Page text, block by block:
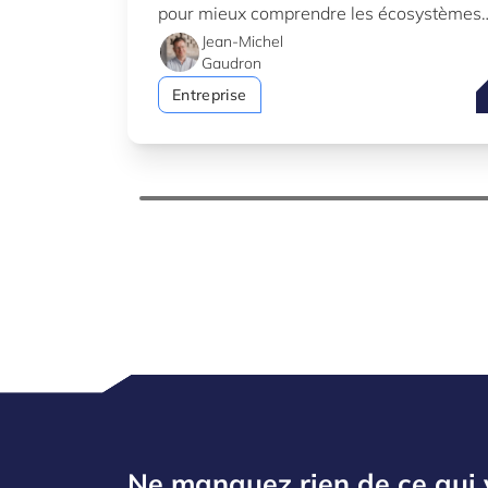
pour mieux comprendre les écosystèmes
d’innovation au Luxembourg.
Jean-Michel
Gaudron
Entreprise